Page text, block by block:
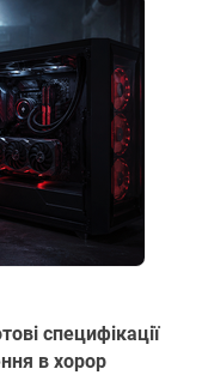
специфікації
в хорор